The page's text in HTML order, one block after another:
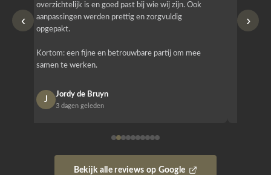
‹
overzichtelijk is en goed past bij wie wij zijn. Ook
aanpassingen werden prettig en zorgvuldig
opgepakt.
Kortom: een fijne en betrouwbare partij om mee
samen te werken.
J
Jordy de Bruyn
3 dagen geleden
›
Bekijk alle reviews op Google